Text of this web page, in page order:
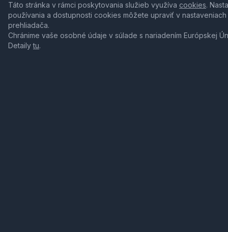
Táto stránka v rámci poskytovania služieb využíva cookies.
používania a dostupnosti cookies môžete upraviť v nastaveniach
prehliadača.
Chránime vaše osobné údaje v súlade s nariadením Európskej
Detailytu.